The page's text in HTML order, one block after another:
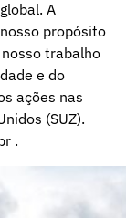
A
propósito
trabalho
e do
ações nas
(SUZ).
.